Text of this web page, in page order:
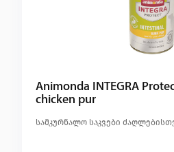
Animonda INTEGRA
chicken pur
სამკურნალო საკვები